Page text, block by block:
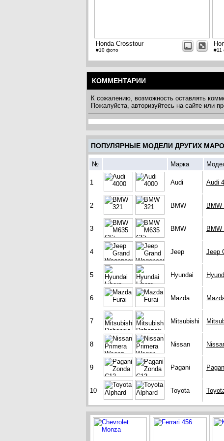
Honda Crosstour
#10 фото #11
КОММЕНТАРИИ
К сожалению, возможность оставлять
Пожалуйста, авторизуйтесь на сайте или
ПОПУЛЯРНЫЕ МОДЕЛИ ДРУГИХ
№ Марка
1 Audi Audi
2 BMW BMW
3 BMW BMW
4 Jeep Jeep
5 Hyundai
6 Mazda
7 Mitsubishi
8 Nissan
9 Pagani
10 Toyota